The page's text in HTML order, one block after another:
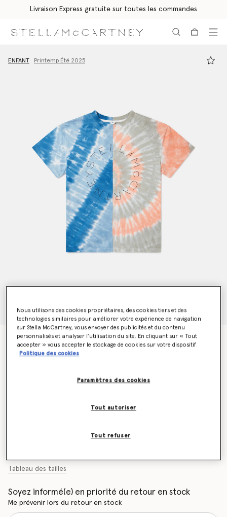
Livraison Express gratuite sur toutes les commandes
ENFANT Printemp Été 2025
T shirt graphique tie and dye
Prix réduit à partir de
CHF75.00jusqu’à
CHF45.00
Tableau des tailles
Soyez informé(e) en priorité du retour en stock
Me prévenir lors du retour en stock
Nous utilisons des cookies propriétaires, des cookies tiers et des
technologies similaires pour améliorer votre expérience de navigation
sur Stella McCartney, vous envoyer des publicités et du contenu
personnalisés et analyser l’utilisation du site. En cliquant sur « Tout
accepter » vous accepter le stockage de cookies sur votre dispositif.
Politique des cookies
Paramètres des cookies
Tout refuser
Tout autoriser